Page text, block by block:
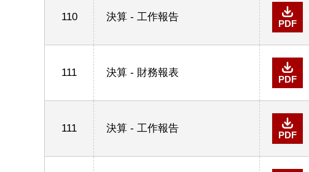
110 決算 - 工作報告
PDF
111 決算 - 財務報表
PDF
111 決算 - 工作報告
PDF